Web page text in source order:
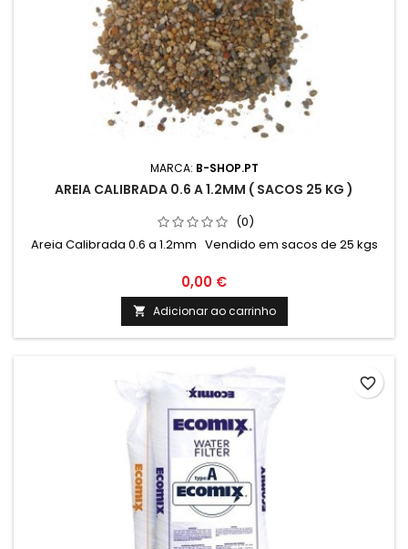
MARCA: B-SHOP.PT
AREIA CALIBRADA 0.6 A 1.2MM ( SACOS 25 KG )
(0)
Areia Calibrada 0.6 a 1.2mm Vendido em sacos de 25 kgs
0,00 €
 Adicionar ao carrinho
favorite_border